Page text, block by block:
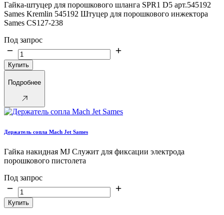
Гайка-штуцер для порошкового шланга SPR1 D5 арт.545192
Sames Kremlin 545192 Штуцер для порошкового инжектора
Sames CS127-238
Под запрос
Купить
Подробнее
Держатель сопла Mach Jet Sames
Гайка накидная MJ Служит для фиксации электрода
порошкового пистолета
Под запрос
Купить